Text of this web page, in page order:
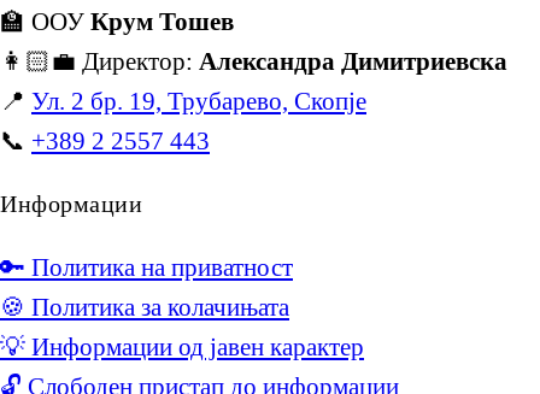
🏫 ООУ Крум Тошев
👩🏻‍💼 Директор: Александра Димитриевска
📍 Ул. 2 бр. 19, Трубарево, Скопје
📞 +389 2 2557 443
Информации
🔑 Политика на приватност
🍪 Политика за колачињата
💡 Информации од јавен карактер
🔓 Слободен пристап до информации